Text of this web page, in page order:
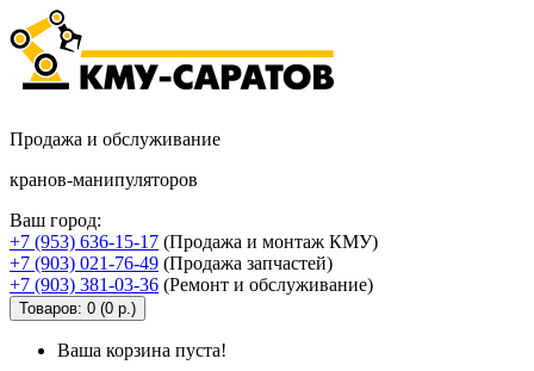
Продажа и обслуживание
кранов-манипуляторов
Ваш город:
+7 (953) 636-15-17 (Продажа и монтаж КМУ)
+7 (903) 021-76-49 (Продажа запчастей)
+7 (903) 381-03-36 (Ремонт и обслуживание)
Товаров: 0 (0 р.)
Ваша корзина пуста!